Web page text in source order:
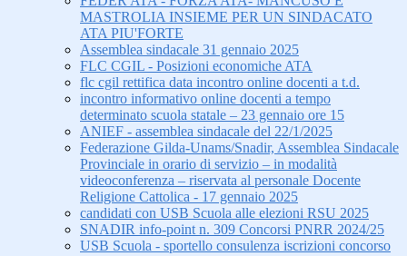
MASTROLIA INSIEME PER UN SINDACATO
ATA PIU'FORTE
Assemblea sindacale 31 gennaio 2025
FLC CGIL - Posizioni economiche ATA
flc cgil rettifica data incontro online docenti a t.d.
incontro informativo online docenti a tempo
determinato scuola statale – 23 gennaio ore 15
ANIEF - assemblea sindacale del 22/1/2025
Federazione Gilda-Unams/Snadir, Assemblea Sindacale
Provinciale in orario di servizio – in modalità
videoconferenza – riservata al personale Docente
Religione Cattolica - 17 gennaio 2025
candidati con USB Scuola alle elezioni RSU 2025
SNADIR info-point n. 309 Concorsi PNRR 2024/25
USB Scuola - sportello consulenza iscrizioni concorso